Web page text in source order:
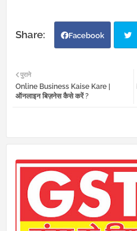
Facebook
पुराने
Online Business Kaise Kare |
ऑनलाइन बिज़नेस कैसे करें ?